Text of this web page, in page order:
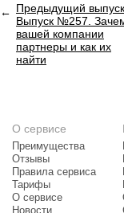
Предыдущий
Выпуск №257.
вашей компании
партнеры и как их
найти
О сервисе
Преимущества
Отзывы
Правила сервиса
Тарифы
О сервисе
Новости